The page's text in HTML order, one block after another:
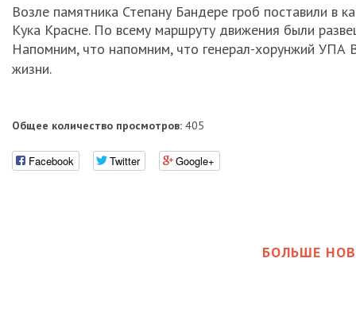
Возле памятника Степану Бандере гроб поставили в
Кука Красне. По всему маршруту движения были
Напомним, что напомним, что генерал-хорунжий УПА
жизни.
Общее количество просмотров: 405
Facebook Twitter Google+
БОЛЬШЕ